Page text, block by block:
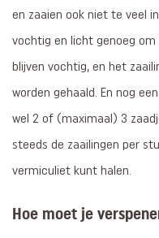
en zaaien ook niet te veel
vochtig en licht genoeg
blijven vochtig, en het
worden gehaald. En nog
wel 2 of (maximaal) 3
steeds de zaailingen per
vermiculiet kunt halen.
Hoe moet je